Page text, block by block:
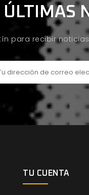
ÚLTIMAS
para recibir
TU CUENTA